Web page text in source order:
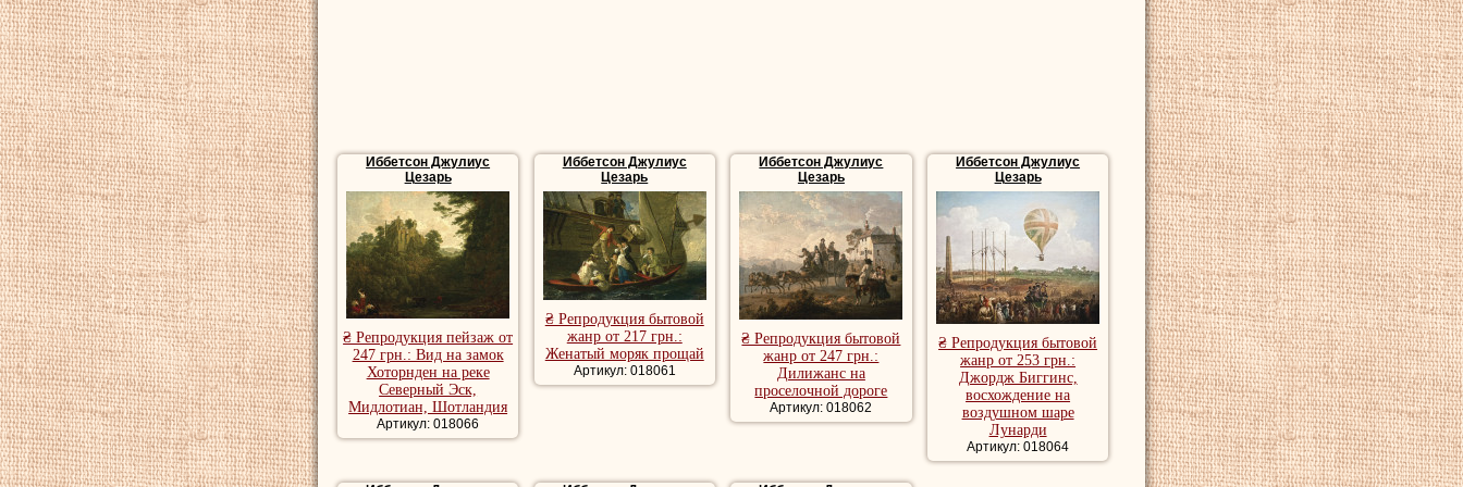
Картины бытового жанра, бытовая сцена картины, репродукции бытовой жанр
Иббетсон Джулиус
Цезарь
₴ Репродукция пейзаж от
247 грн.: Вид на замок
Хоторнден на реке
Северный Эск,
Мидлотиан, Шотландия
Артикул: 018066
Иббетсон Джулиус
Цезарь
₴ Репродукция бытовой
жанр от 217 грн.:
Женатый моряк прощай
Артикул: 018061
Иббетсон Джулиус
Цезарь
₴ Репродукция бытовой
жанр от 247 грн.:
Дилижанс на
проселочной дороге
Артикул: 018062
Иббетсон Джулиус
Цезарь
₴ Репродукция бытовой
жанр от 253 грн.:
Джордж Биггинс,
восхождение на
воздушном шаре
Лунарди
Артикул: 018064